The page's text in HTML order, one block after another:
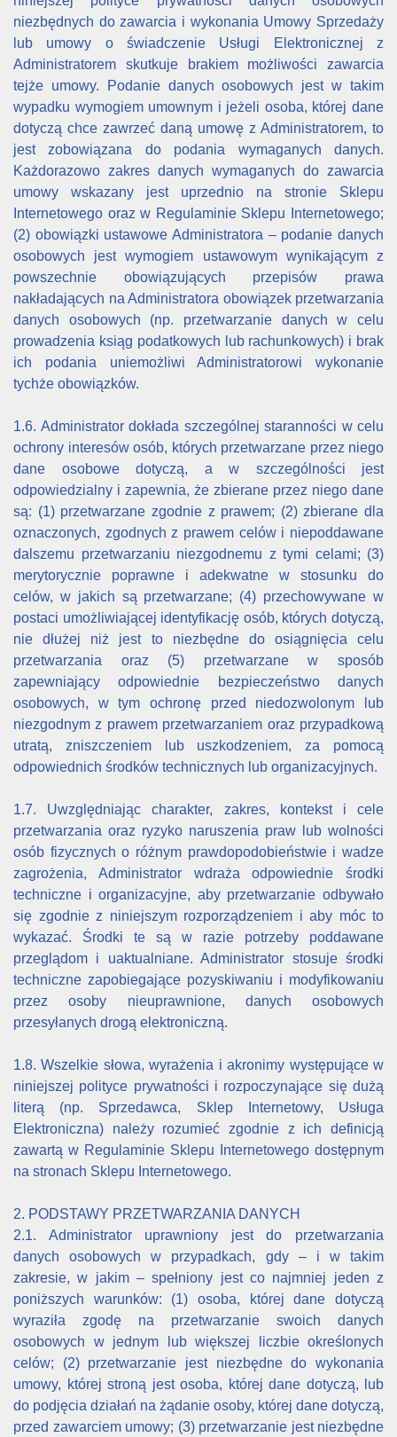
niezbędnych do zawarcia i wykonania Umowy Sprzedaży
lub umowy o świadczenie Usługi Elektronicznej z
Administratorem skutkuje brakiem możliwości zawarcia
tejże umowy. Podanie danych osobowych jest w takim
wypadku wymogiem umownym i jeżeli osoba, której dane
dotyczą chce zawrzeć daną umowę z Administratorem, to
jest zobowiązana do podania wymaganych danych.
Każdorazowo zakres danych wymaganych do zawarcia
umowy wskazany jest uprzednio na stronie Sklepu
Internetowego oraz w Regulaminie Sklepu Internetowego;
(2) obowiązki ustawowe Administratora – podanie danych
osobowych jest wymogiem ustawowym wynikającym z
powszechnie obowiązujących przepisów prawa
nakładających na Administratora obowiązek przetwarzania
danych osobowych (np. przetwarzanie danych w celu
prowadzenia ksiąg podatkowych lub rachunkowych) i brak
ich podania uniemożliwi Administratorowi wykonanie
tychże obowiązków.
1.6. Administrator dokłada szczególnej staranności w celu
ochrony interesów osób, których przetwarzane przez niego
dane osobowe dotyczą, a w szczególności jest
odpowiedzialny i zapewnia, że zbierane przez niego dane
są: (1) przetwarzane zgodnie z prawem; (2) zbierane dla
oznaczonych, zgodnych z prawem celów i niepoddawane
dalszemu przetwarzaniu niezgodnemu z tymi celami; (3)
merytorycznie poprawne i adekwatne w stosunku do
celów, w jakich są przetwarzane; (4) przechowywane w
postaci umożliwiającej identyfikację osób, których dotyczą,
nie dłużej niż jest to niezbędne do osiągnięcia celu
przetwarzania oraz (5) przetwarzane w sposób
zapewniający odpowiednie bezpieczeństwo danych
osobowych, w tym ochronę przed niedozwolonym lub
niezgodnym z prawem przetwarzaniem oraz przypadkową
utratą, zniszczeniem lub uszkodzeniem, za pomocą
odpowiednich środków technicznych lub organizacyjnych.
1.7. Uwzględniając charakter, zakres, kontekst i cele
przetwarzania oraz ryzyko naruszenia praw lub wolności
osób fizycznych o różnym prawdopodobieństwie i wadze
zagrożenia, Administrator wdraża odpowiednie środki
techniczne i organizacyjne, aby przetwarzanie odbywało
się zgodnie z niniejszym rozporządzeniem i aby móc to
wykazać. Środki te są w razie potrzeby poddawane
przeglądom i uaktualniane. Administrator stosuje środki
techniczne zapobiegające pozyskiwaniu i modyfikowaniu
przez osoby nieuprawnione, danych osobowych
przesyłanych drogą elektroniczną.
1.8. Wszelkie słowa, wyrażenia i akronimy występujące w
niniejszej polityce prywatności i rozpoczynające się dużą
literą (np. Sprzedawca, Sklep Internetowy, Usługa
Elektroniczna) należy rozumieć zgodnie z ich definicją
zawartą w Regulaminie Sklepu Internetowego dostępnym
na stronach Sklepu Internetowego.
2. PODSTAWY PRZETWARZANIA DANYCH
2.1. Administrator uprawniony jest do przetwarzania
danych osobowych w przypadkach, gdy – i w takim
zakresie, w jakim – spełniony jest co najmniej jeden z
poniższych warunków: (1) osoba, której dane dotyczą
wyraziła zgodę na przetwarzanie swoich danych
osobowych w jednym lub większej liczbie określonych
celów; (2) przetwarzanie jest niezbędne do wykonania
umowy, której stroną jest osoba, której dane dotyczą, lub
do podjęcia działań na żądanie osoby, której dane dotyczą,
przed zawarciem umowy; (3) przetwarzanie jest niezbędne